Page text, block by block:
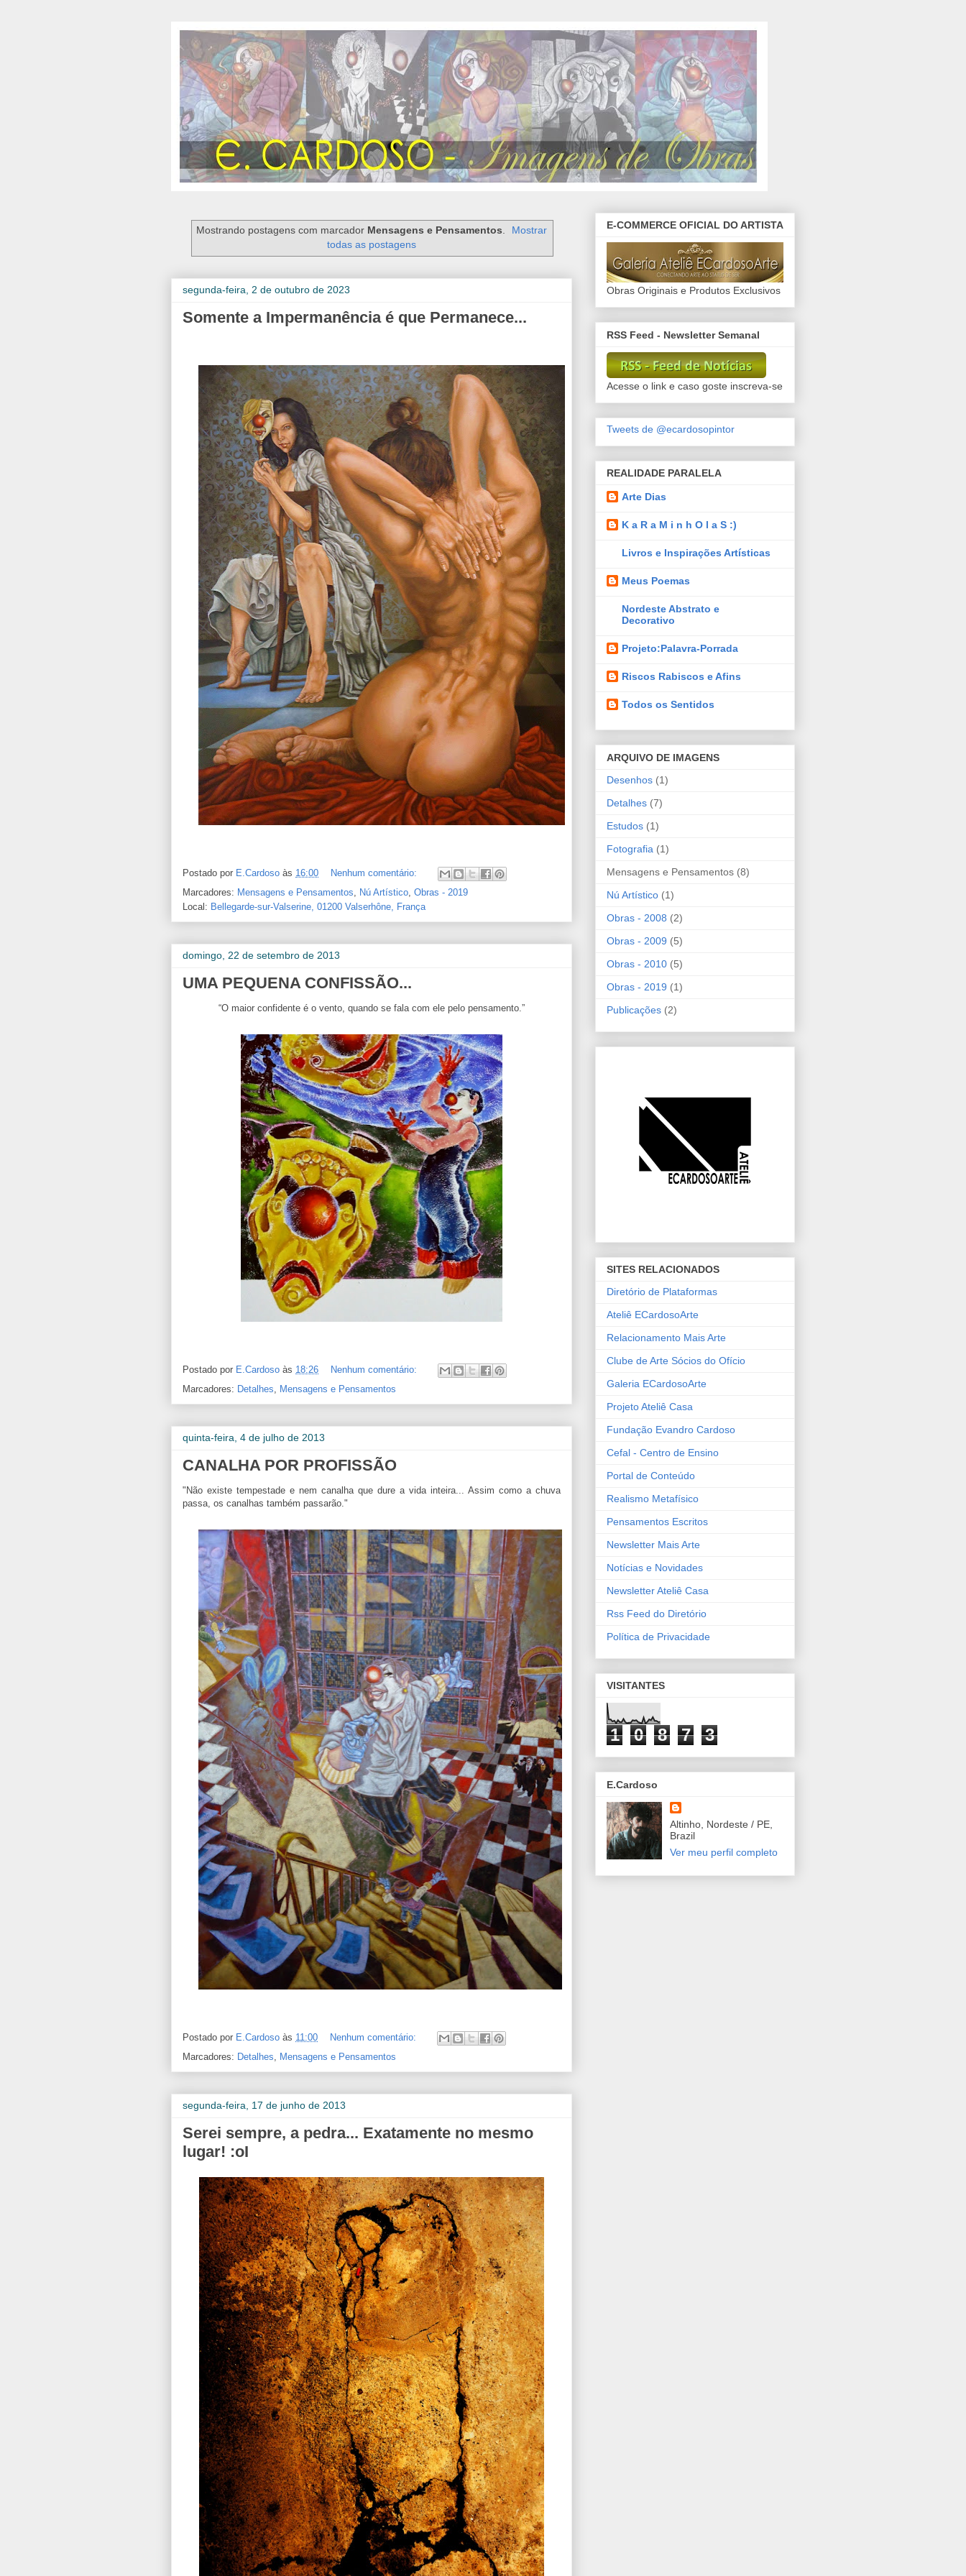
Mostrando postagens com marcador Mensagens e Pensamentos.
Mostrar
todas as postagens
segunda-feira, 2 de outubro de 2023
Somente a Impermanência é que Permanece...
Postado por E.Cardoso às 16:00
Nenhum comentário:
Marcadores: Mensagens e Pensamentos Nú Artístico Obras - 2019
Local: Bellegarde-sur-Valserine, 01200 Valserhône, França
domingo, 22 de setembro de 2013
UMA PEQUENA CONFISSÃO...
“O maior confidente é o vento, quando se fala com ele pelo pensamento.”
Postado por E.Cardoso às 18:26
Nenhum comentário:
Marcadores: Detalhes Mensagens e Pensamentos
quinta-feira, 4 de julho de 2013
CANALHA POR PROFISSÃO
"Não existe tempestade e nem canalha que dure a vida inteira... Assim como a chuva
passa, os canalhas também passarão."
Postado por E.Cardoso às 11:00
Nenhum comentário:
Marcadores: Detalhes Mensagens e Pensamentos
segunda-feira, 17 de junho de 2013
Serei sempre, a pedra... Exatamente no mesmo
lugar! :oI
E-COMMERCE OFICIAL DO ARTISTA
Obras Originais e Produtos Exclusivos
RSS Feed - Newsletter Semanal
Acesse o link e caso goste inscreva-se
Tweets de @ecardosopintor
REALIDADE PARALELA
Arte Dias
K a R a M i n h O l a S :)
Livros e Inspirações Artísticas
Meus Poemas
Nordeste Abstrato e
Decorativo
Projeto:Palavra-Porrada
Riscos Rabiscos e Afins
Todos os Sentidos
ARQUIVO DE IMAGENS
Desenhos (1)
Detalhes (7)
Estudos (1)
Fotografia (1)
Mensagens e Pensamentos (8)
Nú Artístico (1)
Obras - 2008 (2)
Obras - 2009 (5)
Obras - 2010 (5)
Obras - 2019 (1)
Publicações (2)
SITES RELACIONADOS
Diretório de Plataformas
Ateliê ECardosoArte
Relacionamento Mais Arte
Clube de Arte Sócios do Ofício
Galeria ECardosoArte
Projeto Ateliê Casa
Fundação Evandro Cardoso
Cefal - Centro de Ensino
Portal de Conteúdo
Realismo Metafísico
Pensamentos Escritos
Newsletter Mais Arte
Notícias e Novidades
Newsletter Ateliê Casa
Rss Feed do Diretório
Política de Privacidade
VISITANTES
1 0 8 7 3
E.Cardoso
Altinho, Nordeste / PE,
Brazil
Ver meu perfil completo